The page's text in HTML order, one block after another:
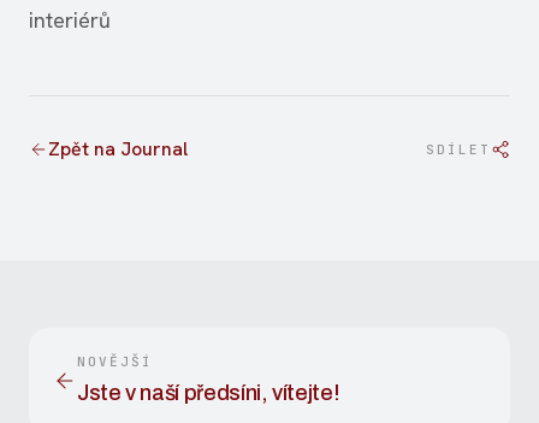
interiérů
Zpět na Journal SDÍLET
NOVĚJŠÍ
Jste v naší předsíni, vítejte!